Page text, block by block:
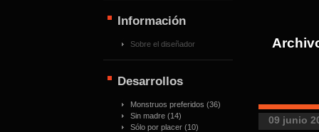
Información
Sobre el diseñador
Desarrollos
Monstruos preferidos (36)
Sin madre(14)
Sólo por placer(10)
09 junio